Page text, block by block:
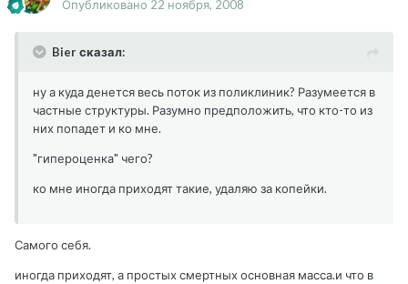
Опубликовано 22 ноября, 2008
Bier сказал:
ну а куда денется весь поток из поликлиник? Разумеется в
частные структуры. Разумно предположить, что кто-то из
них попадет и ко мне.
"гипероценка" чего?
ко мне иногда приходят такие, удаляю за копейки.
Самого себя.
иногда приходят, а простых смертных основная масса.и что в